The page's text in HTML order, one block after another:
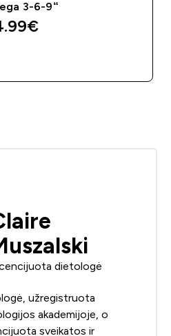
3-6-9“
dietologė
užregistruota
akademijoje , o
sveikatos ir